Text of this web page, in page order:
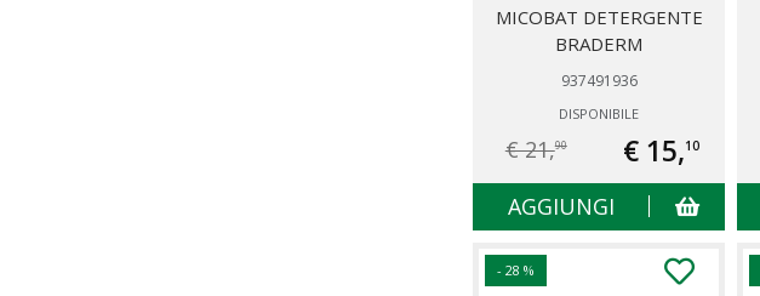
MICOBAT DETERGENTE
BRADERM
937491936
DISPONIBILE
€ 21,90 € 15,10
AGGIUNGI
- 28 %